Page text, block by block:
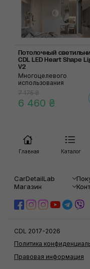
Потолочный
CDL LED Heart Shape
V2
Многоцелевого
использования
7 175 ₴
6 460 ₴
Главная Каталог
CarDetailLab
Магазин
CDL 2017-2026
Правовая информация
Политика